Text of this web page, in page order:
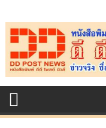
to
content